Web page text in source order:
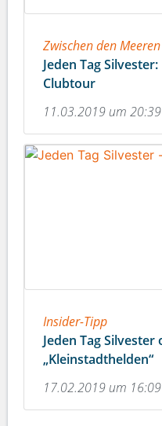
Zwischen den Meeren
Jeden Tag
Clubtour
11.03.2019 um
Insider-Tipp
Jeden Tag Silvester
„Kleinstadthelden“
17.02.2019 um